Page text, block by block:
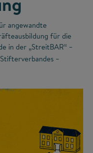
angewandte
für die
in der „StreitBAR“ –
–